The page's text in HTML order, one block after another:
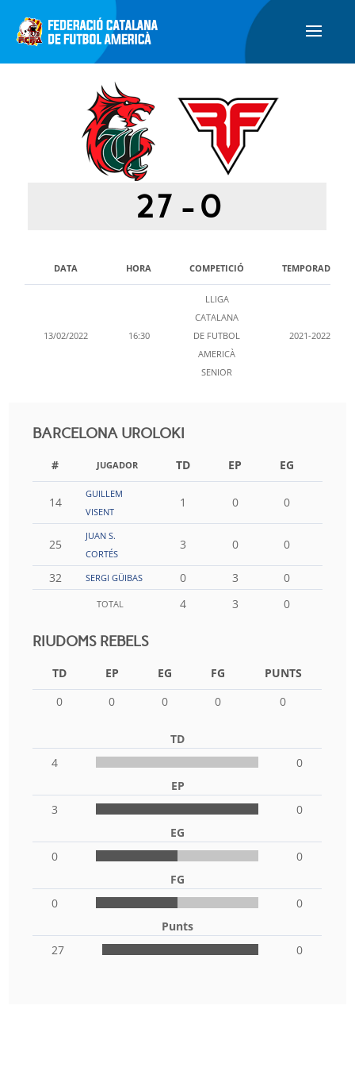
27 -0
DATA HORA COMPETICIÓ TEMPORADA
13/02/2022 16:30
LLIGA
CATALANA
DE FUTBOL
AMERICÀ
SENIOR
2021-2022
BARCELONA UROLOKI
# JUGADOR TD EP EG
14
GUILLEM
VISENT
1 0 0
25
JUAN S.
CORTÉS
3 0 0
32 SERGI GÜIBAS 0 3 0
TOTAL 4 3 0
RIUDOMS REBELS
TD EP EG FG
PUNTS
0
0 0 0 0
TD
4
0
EP
3
0
EG
0
0
FG
0
0
Punts
27
0